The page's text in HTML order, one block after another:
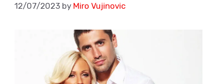
12/07/2023 by Miro Vujinovic